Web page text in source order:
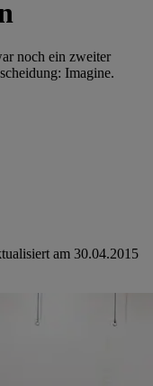
noch ein zweiter
Imagine.
am 30.04.2015